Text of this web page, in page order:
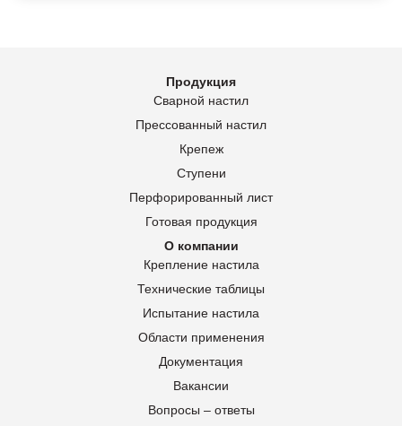
Продукция
Сварной настил
Прессованный настил
Крепеж
Ступени
Перфорированный лист
Готовая продукция
О компании
Крепление настила
Технические таблицы
Испытание настила
Области применения
Документация
Вакансии
Вопросы – ответы